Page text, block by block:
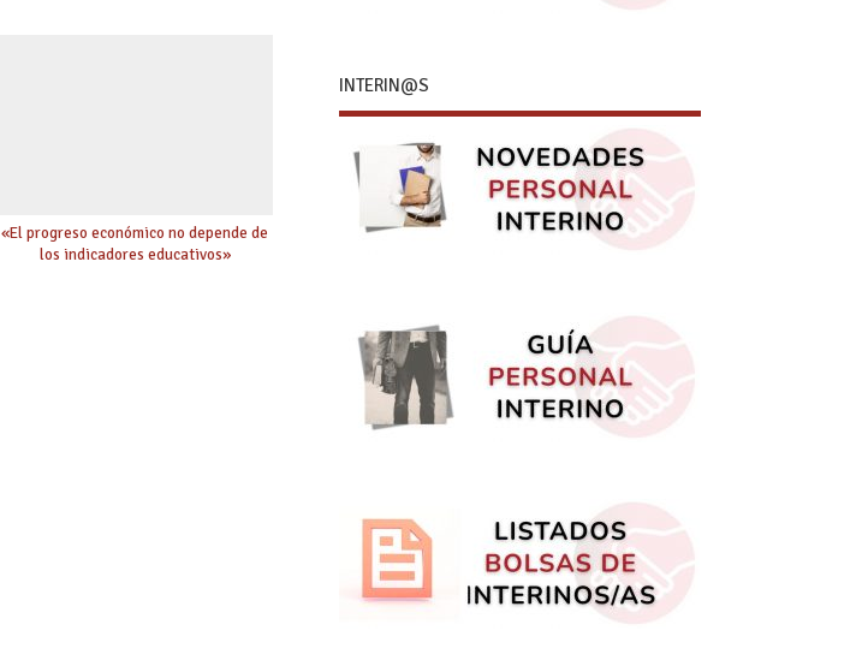
«El progreso económico no depende de
los indicadores educativos»
INTERIN@S